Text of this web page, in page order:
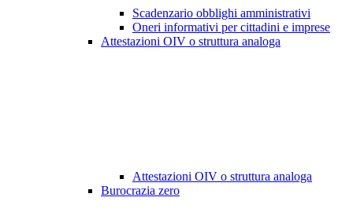
Scadenzario obblighi amministrativi
Oneri informativi per cittadini e imprese
Attestazioni OIV o struttura analoga
Attestazioni OIV o struttura analoga
Burocrazia zero